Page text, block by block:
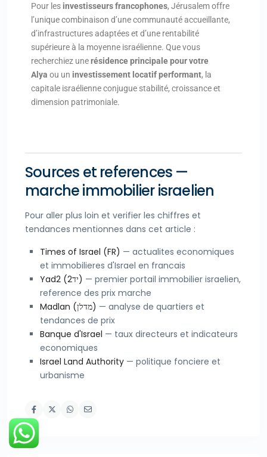
Pour les investisseurs francophones, Jérusalem offre
l’unique combinaison d’une communauté accueillante,
d’infrastructures adaptées et d’une rentabilité
supérieure à la moyenne israélienne. Que vous
recherchiez unerésidence principale pour votre
Alya ou un investissement locatif performant, la
capitale israélienne conjugue stabilité, croissance et
dimension patrimoniale.
Sources et references —
marche immobilier israelien
Pour aller plus loin et verifier les chiffres et
tendances mentionnes dans cet article :
Times of Israel (FR) — actualites economiques
et immobilieres d'Israel en francais
Yad2 (יד2) — premier portail immobilier israelien,
reference des prix marche
Madlan (מדלן) — analyse de quartiers et
tendances de prix
Banque d'Israel — taux directeurs et indicateurs
economiques
Israel Land Authority — politique fonciere et
urbanisme